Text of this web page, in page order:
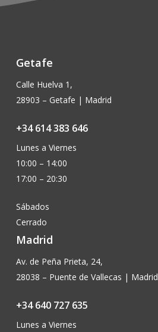
Getafe
Calle Huelva 1,
28903 – Getafe | Madrid
+34 614 383 646
Lunes a Viernes
10:00 – 14:00
17:00 – 20:30
Sábados
Cerrado
Madrid
Av. de Peña Prieta, 24,
28038 – Puente de Vallecas | Madrid
+34 640 727 635
Lunes a Viernes